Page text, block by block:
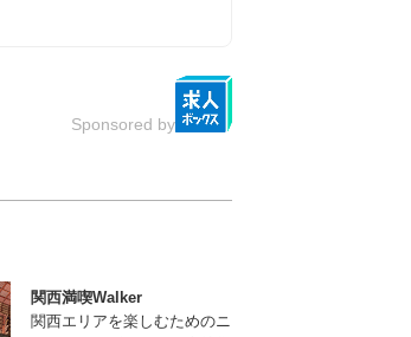
Sponsored by
関西満喫Walker
関西エリアを楽しむためのニ